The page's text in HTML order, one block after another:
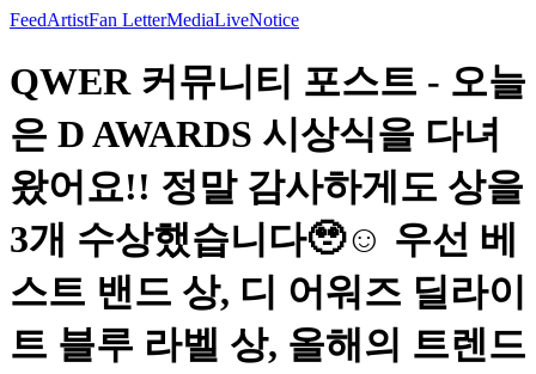
FeedArtistFan LetterMediaLiveNotice
QWER 커뮤니티 포스트 - 오늘
은 D AWARDS 시상식을 다녀
왔어요!! 정말 감사하게도 상을
3개 수상했습니다🥹☺️ 우선 베
스트 밴드 상, 디 어워즈 딜라이
트 블루 라벨 상, 올해의 트렌드